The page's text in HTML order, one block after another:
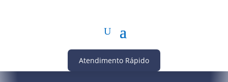
Atendimento Rápido